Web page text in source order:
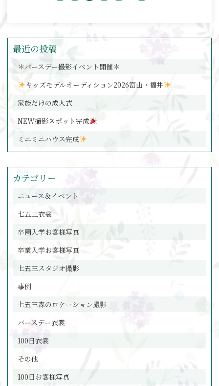
最近の投稿
＊バースデー撮影イベント開催＊
キッズモデルオーディション2026富山・福井
家族だけの成人式
NEW撮影スポット完成
ミニミニハウス完成
カテゴリー
ニュース＆イベント
七五三衣裳
卒園入学お客様写真
卒業入学お客様写真
七五三スタジオ撮影
事例
七五三森のロケーション撮影
バースデー衣裳
100日衣裳
その他
100日お客様写真